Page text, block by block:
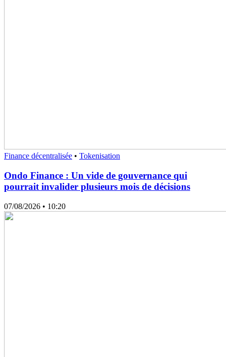
Finance décentralisée • Tokenisation
Ondo Finance : Un vide de gouvernance qui
pourrait invalider plusieurs mois de décisions
07/08/2026 • 10:20